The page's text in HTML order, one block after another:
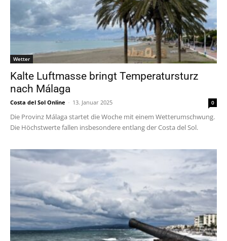
Wetter
Kalte Luftmasse bringt Temperatursturz
nach Málaga
Costa del Sol Online - 13. Januar 2025 0
Die Provinz Málaga startet die Woche mit einem Wetterumschwung.
Die Höchstwerte fallen insbesondere entlang der Costa del Sol.